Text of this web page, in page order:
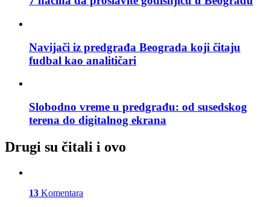
Navijači iz predgrađa Beograda koji čitaju
fudbal kao analitičari
Slobodno vreme u predgrađu: od susedskog
terena do digitalnog ekrana
Drugi su čitali i ovo
13 Komentara